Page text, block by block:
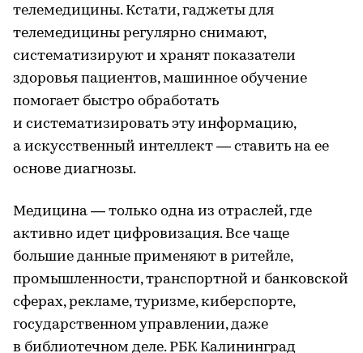
телемедицины. Кстати, гаджеты для
телемедицины регулярно снимают,
систематизируют и хранят показатели
здоровья пациентов, машинное обучение
помогает быстро обработать
и систематизировать эту информацию,
а искусственный интеллект — ставить на ее
основе диагнозы.
Медицина — только одна из отраслей, где
активно идет цифровизация. Все чаще
большие данные применяют в ритейле,
промышленности, транспортной и банковской
сферах, рекламе, туризме, киберспорте,
государственном управлении, даже
в библиотечном деле. РБК Калининград